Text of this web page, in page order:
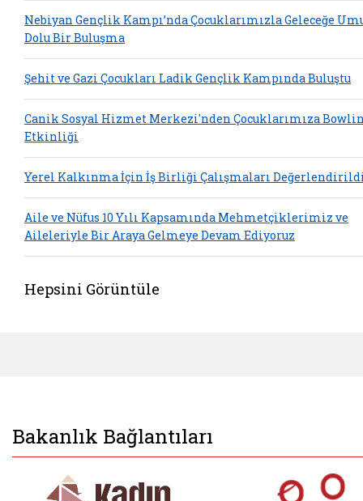
Nebiyan Gençlik Kampı’nda Çocuklarımızla Geleceğe
Dolu Bir Buluşma
Şehit ve Gazi Çocukları Ladik Gençlik Kampında Buluştu
Canik Sosyal Hizmet Merkezi'nden Çocuklarımıza
Etkinliği
Yerel Kalkınma İçin İş Birliği Çalışmaları
Aile ve Nüfus 10 Yılı Kapsamında Mehmetçiklerimiz ve
Aileleriyle Bir Araya Gelmeye Devam Ediyoruz
Hepsini Görüntüle
Bakanlık Bağlantıları